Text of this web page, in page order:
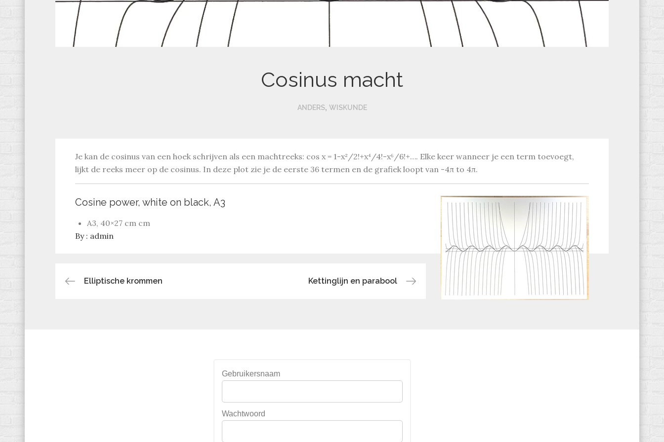
Cosinus macht
ANDERS, WISKUNDE
Je kan de cosinus van een hoek schrijven als een machtreeks: cos x = 1-x²/2!+x⁴/4!-x⁶/6!+…. Elke keer wanneer je een term toevoegt,
lijkt de reeks meer op de cosinus. In deze plot zie je de eerste 36 termen en de grafiek loopt van -4π to 4π.
Cosine power, white on black, A3
A3, 40×27 cm cm
By : admin
Bericht
Elliptische krommen Kettinglijn en parabool
Gebruikersnaam
Wachtwoord